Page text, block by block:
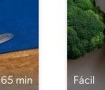
65 min Fácil